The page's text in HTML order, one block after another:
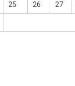
25 26 27